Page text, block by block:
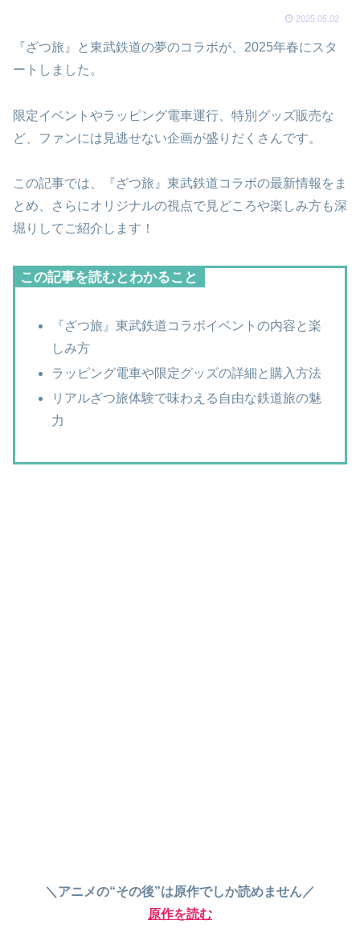
2025.05.02
『ざつ旅』と東武鉄道の夢のコラボが、2025年春にスタ
ートしました。
限定イベントやラッピング電車運行、特別グッズ販売な
ど、ファンには見逃せない企画が盛りだくさんです。
この記事では、『ざつ旅』東武鉄道コラボの最新情報をま
とめ、さらにオリジナルの視点で見どころや楽しみ方も深
堀りしてご紹介します！
この記事を読むとわかること
『ざつ旅』東武鉄道コラボイベントの内容と楽
しみ方
ラッピング電車や限定グッズの詳細と購入方法
リアルざつ旅体験で味わえる自由な鉄道旅の魅
力
＼アニメの“その後”は原作でしか読めません／
原作を読む